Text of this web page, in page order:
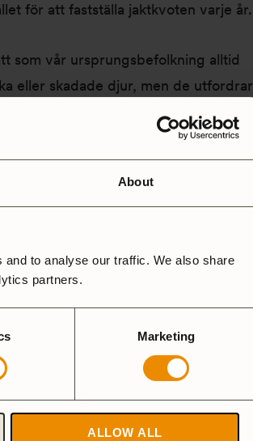
About
to analyse our traffic. We also share
partners.
Marketing
ALLOW ALL
för att fastställa jaktkvoten varje år.
som vår ursprungsbefolkning alltid
eller skadade djur, men de utfordrar
involverade i förvaltningen för att
och viktigaste, sen kommer
handlar allt om att ge och ta, och